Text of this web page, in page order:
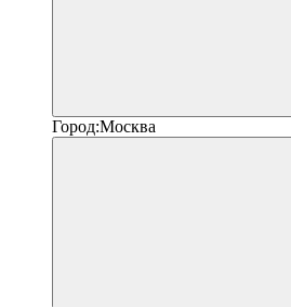
Город:Москва